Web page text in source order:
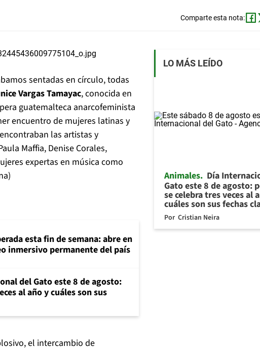
Comparte esta nota:
sentadas en círculo, todas
Vargas Tamayac, conocida en
guatemalteca anarcofeminista
encuentro de mujeres latinas y
las artistas y
Maffia, Denise Corales,
expertas en música como
esta fin de semana: abre en
inmersivo permanente del país
del Gato este 8 de agosto:
al año y cuáles son sus
el intercambio de
LO MÁS LEÍDO
Animales Día
Gato este 8 de agosto:
se celebra tres veces al
cuáles son sus fechas
Por Cristian Neira